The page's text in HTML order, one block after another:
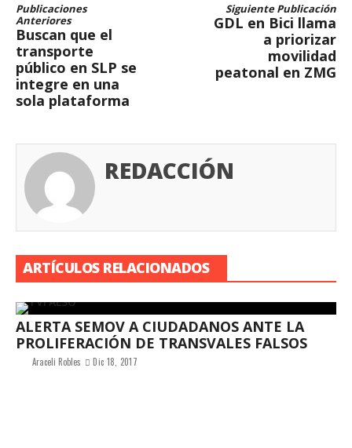
Publicaciones
Anteriores
Buscan que el
transporte
público en SLP se
integre en una
sola plataforma
Siguiente Publicación
GDL en Bici llama
a priorizar
movilidad
peatonal en ZMG
REDACCIÓN
ARTÍCULOS RELACIONADOS
ALERTA SEMOV A CIUDADANOS ANTE LA
PROLIFERACIÓN DE TRANSVALES FALSOS
Araceli Robles Dic 18, 2017